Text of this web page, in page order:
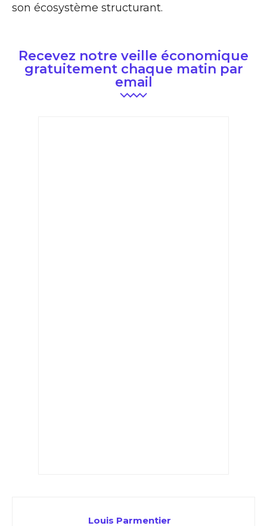
son écosystème structurant.
Recevez notre veille économique
gratuitement chaque matin par
email
Louis Parmentier